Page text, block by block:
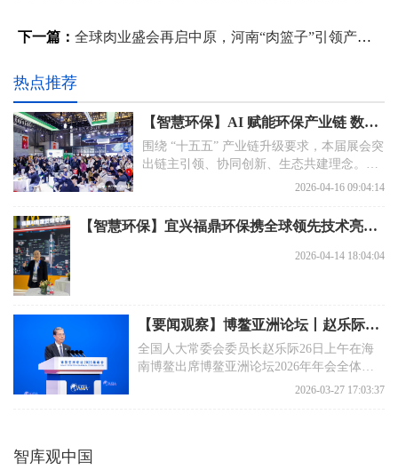
下一篇： 全球肉业盛会再启中原，河南“肉篮子”引领产业新风向
热点推荐
【智慧环保】AI 赋能环保产业链 数智绿色点亮上海环博会
围绕 “十五五” 产业链升级要求，本届展会突
出链主引领、协同创新、生态共建理念。从
智能监测设备到智慧运维系统，从低碳环保
业集中展示核心成果，推动环保产业从单一
设备供应，向系统化、智能化、一体化解决
2026-04-16 09:04:14
【智慧环保】宜兴福鼎环保携全球领先技术亮相27届中国环博会
2026-04-14 18:04:04
【要闻观察】博鳌亚洲论坛丨赵乐际出席博鳌亚洲论坛2026年年会全体大会并发表主旨演讲
全国人大常委会委员长赵乐际26日上午在海
南博鳌出席博鳌亚洲论坛2026年年会全体大
会，并发表题为《把握正确方向 共创美好
2026-03-27 17:03:37
智库观中国